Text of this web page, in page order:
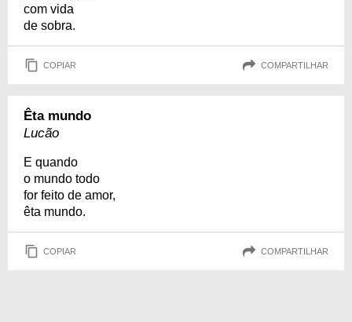
com vida
de sobra.
COPIAR COMPARTILHAR
Êta mundo
Lucão
E quando
o mundo todo
for feito de amor,
êta mundo.
COPIAR COMPARTILHAR